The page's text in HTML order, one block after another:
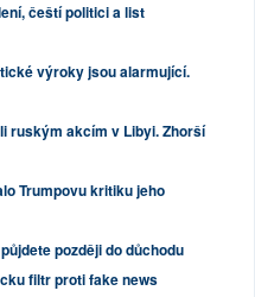
čeští politici a list
výroky jsou alarmující.
ruským akcím v Libyi. Zhorší
Trumpovu kritiku jeho
později do důchodu
filtr proti fake news